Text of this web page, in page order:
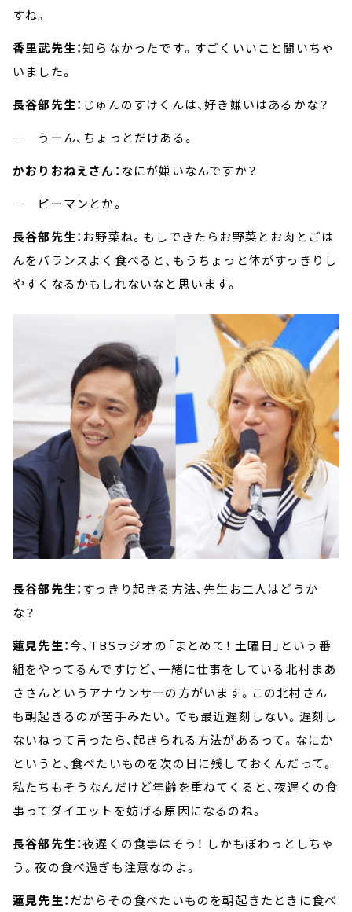
すね。
香里武先生：知らなかったです。すごくいいこと聞いちゃ
いました。
長谷部先生： じゅんのすけくんは、好き嫌いはあるかな？
― うーん、ちょっとだけある。
かおりおねえさん： なにが嫌いなんですか？
― ピーマンとか。
長谷部先生： お野菜ね。もしできたらお野菜とお肉とごは
んをバランスよく食べると、もうちょっと体がすっきりし
やすくなるかもしれないなと思います。
長谷部先生： すっきり起きる方法、先生お二人はどうか
な？
蓮見先生：今、TBSラジオの「まとめて！ 土曜日」という番
組をやってるんですけど、一緒に仕事をしている北村まあ
ささんというアナウンサーの方がいます。この北村さん
も朝起きるのが苦手みたい。でも最近遅刻しない。遅刻し
ないねって言ったら、起きられる方法があるって。なにか
というと、食べたいものを次の日に残しておくんだって。
私たちもそうなんだけど年齢を重ねてくると、夜遅くの食
事ってダイエットを妨げる原因になるのね。
長谷部先生：夜遅くの食事はそう！ しかもぼわっとしちゃ
う。夜の食べ過ぎも注意なのよ。
蓮見先生：だからその食べたいものを朝起きたときに食べ